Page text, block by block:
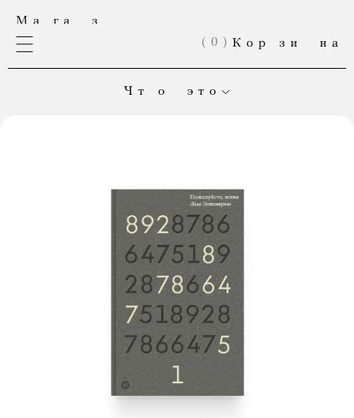
( 0 )
Чт о это
который вы собирались купить, закончился; если
вы мечтаете делать вещи вместе с нами — напишите нам:
Каждая ваша покупкапомогает «Медузе» выжить.
Приходите чаще! «Магаз» постоянно обновляется.